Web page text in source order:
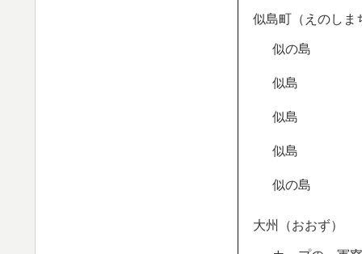
似島町（えのしま
似の島
似島
似島
似島
似の島
大州（おおず）